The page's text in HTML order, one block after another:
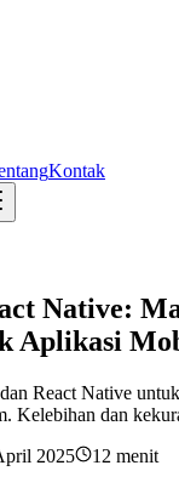
Kontak
Native:
Aplikasi
React Native
Kelebihan dan
2025 12 menit